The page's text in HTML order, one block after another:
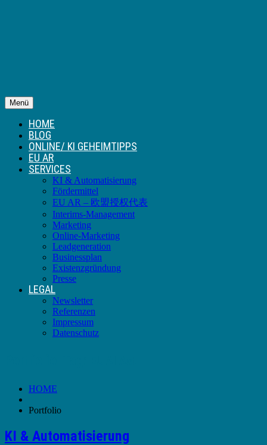
Menü
HOME
BLOG
ONLINE/ KI GEHEIMTIPPS
EU AR
SERVICES
KI & Automatisierung
Fördermittel
EU AR – 欧盟授权代表
Interims-Management
Marketing
Online-Marketing
Leadgeneration
Businessplan
Existenzgründung
Presse
LEGAL
Newsletter
Referenzen
Impressum
Datenschutz
HOME
Portfolio
KI & Automatisierung